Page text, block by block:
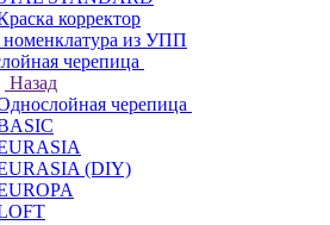
корректор
номенклатура из УПП
черепица
Назад
черепица
(DIY)